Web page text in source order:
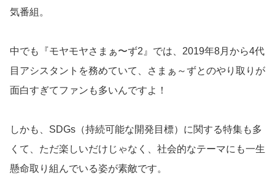
気番組。
中でも『モヤモヤさまぁ〜ず2』では、2019年8月から4代
目アシスタントを務めていて、さまぁ～ずとのやり取りが
面白すぎてファンも多いんですよ！
しかも、SDGs（持続可能な開発目標）に関する特集も多
くて、ただ楽しいだけじゃなく、社会的なテーマにも一生
懸命取り組んでいる姿が素敵です。